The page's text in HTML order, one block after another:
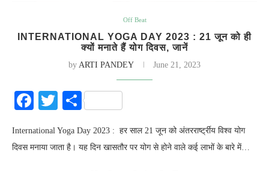
Off Beat
INTERNATIONAL YOGA DAY 2023 : 21 जून को ही
क्यों मनाते हैं योग दिवस, जानें
by ARTI PANDEY June 21, 2023
Facebook
Twitter
Share
International Yoga Day 2023 : हर साल 21 जून को अंतररार्ष्ट्रीय विश्व योग
दिवस मनाया जाता है। यह दिन खासतौर पर योग से होने वाले कई लाभों के बारे में…